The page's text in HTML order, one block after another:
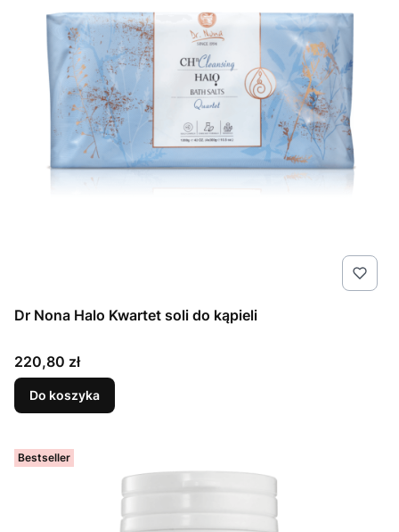
Dr Nona Halo Kwartet soli do kąpieli
Cena
220,80 zł
Do koszyka
Bestseller